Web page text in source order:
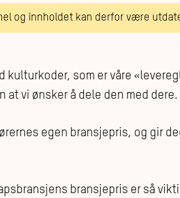
og innholdet kan derfor være
kulturkoder, som er våre
at vi ønsker å dele den med dere.
egen bransjepris, og gir
bransjepris er så